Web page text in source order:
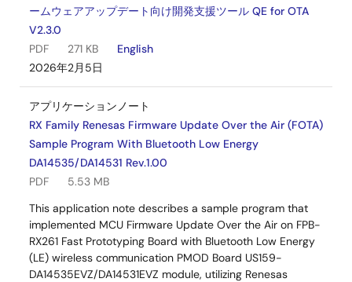
ームウェアアップデート向け開発支援ツール QE for OTA
V2.3.0
PDF
271 KB
English
2026年2月5日
アプリケーションノート
RX Family Renesas Firmware Update Over the Air (FOTA)
Sample Program With Bluetooth Low Energy
DA14535/DA14531 Rev.1.00
PDF
5.53 MB
This application note describes a sample program that
implemented MCU Firmware Update Over the Air on FPB-
RX261 Fast Prototyping Board with Bluetooth Low Energy
(LE) wireless communication PMOD Board US159-
DA14535EVZ/DA14531EVZ module, utilizing Renesas